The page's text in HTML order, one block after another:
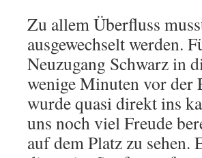
Zu allem Überfluss
ausgewechselt werden.
Neuzugang Schwarz in
wenige Minuten vor der
wurde quasi direkt ins
uns noch viel Freude
auf dem Platz zu